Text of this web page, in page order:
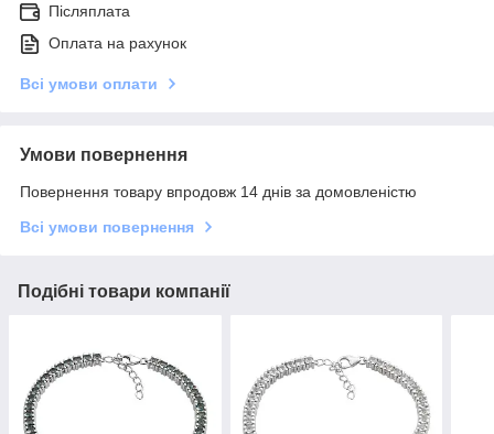
Післяплата
Оплата на рахунок
Всі умови оплати
Умови повернення
Повернення товару впродовж 14 днів за домовленістю
Всі умови повернення
Подібні товари компанії